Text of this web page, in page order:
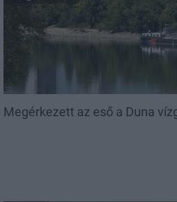
Megérkezett az eső a Duna